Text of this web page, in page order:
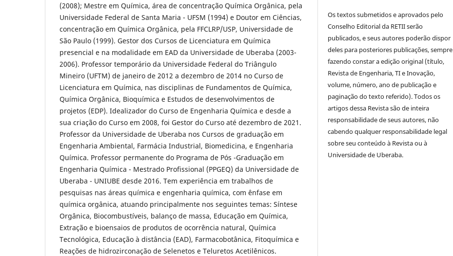
(2008); Mestre em Química, área de concentração Química Orgânica, pela
Universidade Federal de Santa Maria - UFSM (1994) e Doutor em Ciências,
concentração em Química Orgânica, pela FFCLRP/USP, Universidade de
São Paulo (1999). Gestor dos Cursos de Licenciatura em Química
presencial e na modalidade em EAD da Universidade de Uberaba (2003-
2006). Professor temporário da Universidade Federal do Triângulo
Mineiro (UFTM) de janeiro de 2012 a dezembro de 2014 no Curso de
Licenciatura em Química, nas disciplinas de Fundamentos de Química,
Química Orgânica, Bioquímica e Estudos de desenvolvimentos de
projetos (EDP). Idealizador do Curso de Engenharia Química e desde a
sua criação do Curso em 2008, foi Gestor do Curso até dezembro de 2021.
Professor da Universidade de Uberaba nos Cursos de graduação em
Engenharia Ambiental, Farmácia Industrial, Biomedicina, e Engenharia
Química. Professor permanente do Programa de Pós -Graduação em
Engenharia Química - Mestrado Profissional (PPGEQ) da Universidade de
Uberaba - UNIUBE desde 2016. Tem experiência em trabalhos de
pesquisas nas áreas química e engenharia química, com ênfase em
química orgânica, atuando principalmente nos seguintes temas: Síntese
Orgânica, Biocombustíveis, balanço de massa, Educação em Química,
Extração e bioensaios de produtos de ocorrência natural, Química
Tecnológica, Educação à distância (EAD), Farmacobotânica, Fitoquímica e
Reações de hidrozirconação de Selenetos e Teluretos Acetilênicos.
Os textos submetidos e aprovados pelo
Conselho Editorial da RETII serão
publicados, e seus autores poderão dispor
deles para posteriores publicações, sempre
fazendo constar a edição original (título,
Revista de Engenharia, TI e Inovação,
volume, número, ano de publicação e
paginação do texto referido). Todos os
artigos dessa Revista são de inteira
responsabilidade de seus autores, não
cabendo qualquer responsabilidade legal
sobre seu conteúdo à Revista ou à
Universidade de Uberaba.